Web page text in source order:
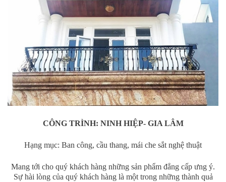
CÔNG TRÌNH: NINH HIỆP- GIA LÂM
Hạng mục: Ban công, cầu thang, mái che sắt nghệ thuật
Mang tới cho quý khách hàng những sản phẩm đẳng cấp ưng ý.
Sự hài lòng của quý khách hàng là một trong những thành quả